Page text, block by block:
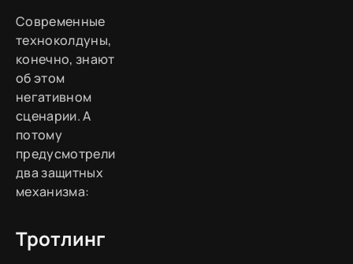
Современные
техноколдуны,
конечно, знают
об этом
негативном
сценарии. А
потому
предусмотрели
два защитных
механизма:
Тротлинг